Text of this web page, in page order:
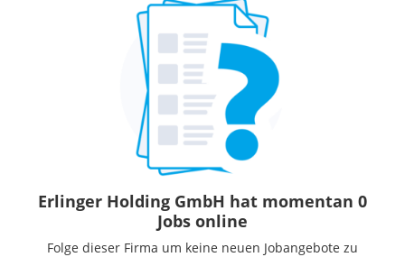
Erlinger Holding GmbH hat momentan 0
Jobs online
Folge dieser Firma um keine neuen Jobangebote zu